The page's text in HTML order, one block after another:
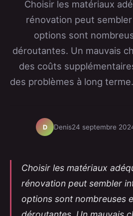
Choisir les matériaux
rénovation peut
options sont
déroutantes. Un mauvais
des coûts
des problèmes à long
D Denis24 septembre
Choisir les matériaux
rénovation peut sembler
options sont nombreuses